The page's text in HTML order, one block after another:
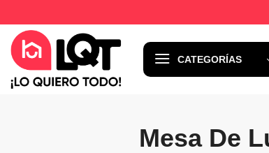
al
contenido
CATEGORÍAS
Mesa De